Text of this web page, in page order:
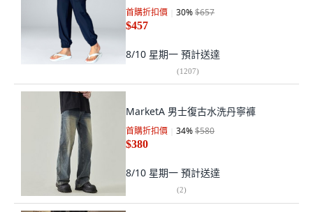
首購折扣價 30%$657
$457
8/10 星期一 預計送達
(1207)
MarketA 男士復古水洗丹寧褲
首購折扣價 34%$580
$380
8/10 星期一 預計送達
(2)